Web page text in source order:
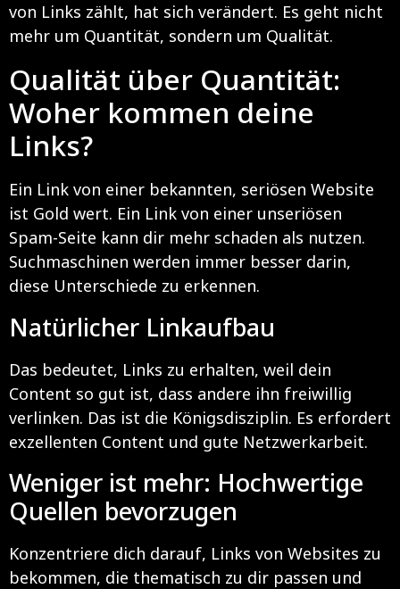
von Links zählt, hat sich verändert. Es geht nicht
mehr um Quantität, sondern um Qualität.
Qualität über Quantität:
Woher kommen deine
Links?
Ein Link von einer bekannten, seriösen Website
ist Gold wert. Ein Link von einer unseriösen
Spam-Seite kann dir mehr schaden als nutzen.
Suchmaschinen werden immer besser darin,
diese Unterschiede zu erkennen.
Natürlicher Linkaufbau
Das bedeutet, Links zu erhalten, weil dein
Content so gut ist, dass andere ihn freiwillig
verlinken. Das ist die Königsdisziplin. Es erfordert
exzellenten Content und gute Netzwerkarbeit.
Weniger ist mehr: Hochwertige
Quellen bevorzugen
Konzentriere dich darauf, Links von Websites zu
bekommen, die thematisch zu dir passen und